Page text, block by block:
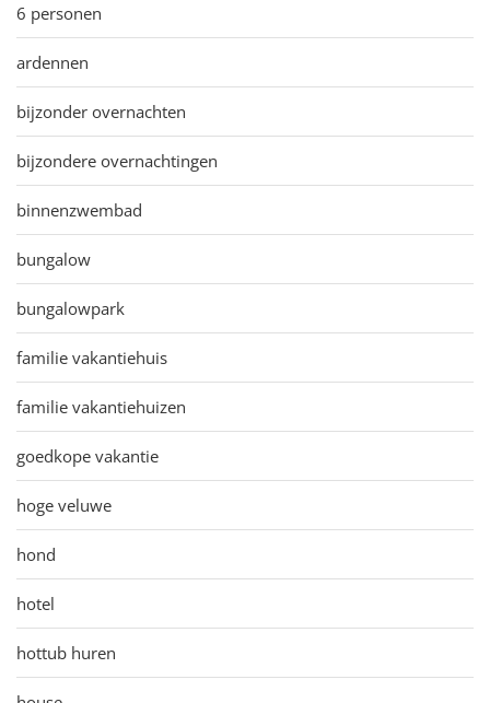
6 personen
ardennen
bijzonder overnachten
bijzondere overnachtingen
binnenzwembad
bungalow
bungalowpark
familie vakantiehuis
familie vakantiehuizen
goedkope vakantie
hoge veluwe
hond
hotel
hottub huren